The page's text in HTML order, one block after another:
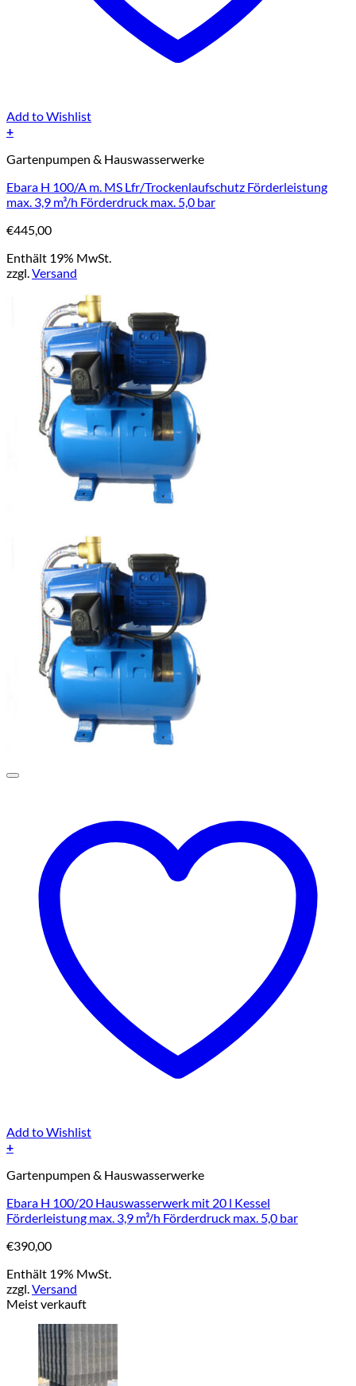
Add to Wishlist
+
Gartenpumpen & Hauswasserwerke
Ebara H 100/A m. MS Lfr/Trockenlaufschutz Förderleistung
max. 3,9 m³/h Förderdruck max. 5,0 bar
€445,00
Enthält 19% MwSt.
zzgl.Versand
Add to Wishlist
+
Gartenpumpen & Hauswasserwerke
Ebara H 100/20 Hauswasserwerk mit 20 l Kessel
Förderleistung max. 3,9 m³/h Förderdruck max. 5,0 bar
€390,00
Enthält 19% MwSt.
zzgl.Versand
Meist verkauft